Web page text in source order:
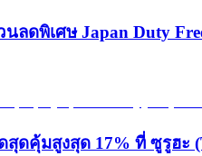
ลดพิเศษ Japan Duty
สุดคุ้มสูงสุด 17% ที่ ซูรูฮ